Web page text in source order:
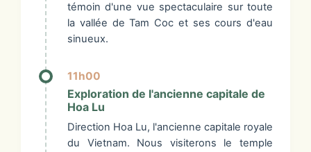
témoin d'une vue spectaculaire sur toute
la vallée de Tam Coc et ses cours d'eau
sinueux.
11h00
Exploration de l'ancienne capitale de
Hoa Lu
Direction Hoa Lu, l'ancienne capitale royale
du Vietnam. Nous visiterons le temple